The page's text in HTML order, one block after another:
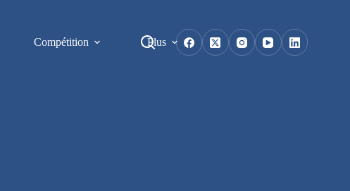
Compétition Plus